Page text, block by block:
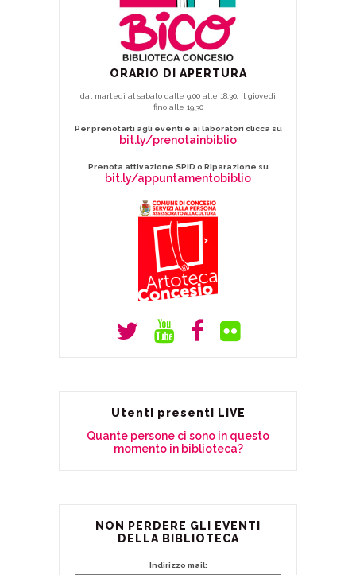
ORARIO DI APERTURA
dal martedì al sabato dalle 9.00 alle 18.30, il giovedì
fino alle 19.30
Per prenotarti agli eventi e ai laboratori clicca su
bit.ly/prenotainbiblio
Prenota attivazione SPID o Riparazione su
bit.ly/appuntamentobiblio
Utenti presenti LIVE
Quante persone ci sono in questo
momento in biblioteca?
NON PERDERE GLI EVENTI
DELLA BIBLIOTECA
Indirizzo mail: